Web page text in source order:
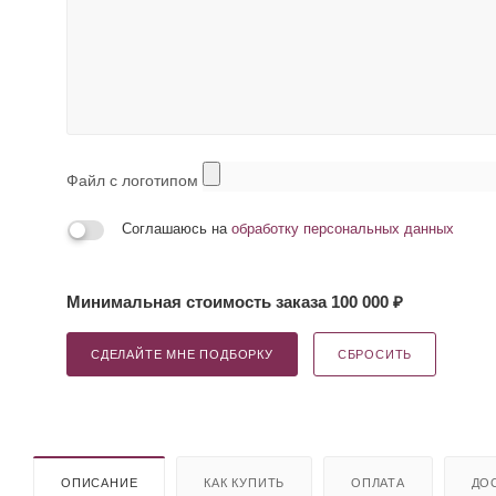
Файл с логотипом
Соглашаюсь на обработку персональных данных
Минимальная стоимость заказа 100 000 ₽
СДЕЛАЙТЕ МНЕ ПОДБОРКУ СБРОСИТЬ
ОПИСАНИЕ КАК КУПИТЬ ОПЛАТА